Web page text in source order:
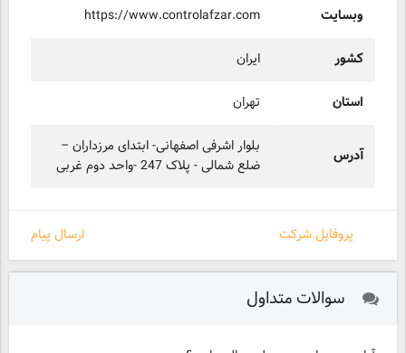
وبسایت https://www.controlafzar.com
کشور ایران
استان تهران
آدرس
بلوار اشرفی اصفهانی- ابتدای مرزداران –
ضلع شمالی - پلاک 247 -واحد دوم غربی
ارسال پیام پروفایل شرکت
سوالات متداول